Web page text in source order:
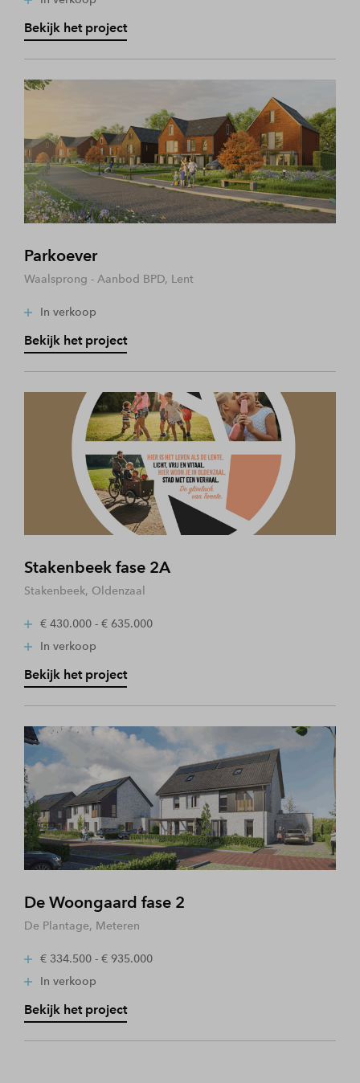
Bekijk het project
Parkoever
Waalsprong - Aanbod BPD, Lent
In verkoop
Bekijk het project
Stakenbeek fase 2A
Stakenbeek, Oldenzaal
€ 430.000 - € 635.000
In verkoop
Bekijk het project
De Woongaard fase 2
De Plantage, Meteren
€ 334.500 - € 935.000
In verkoop
Bekijk het project